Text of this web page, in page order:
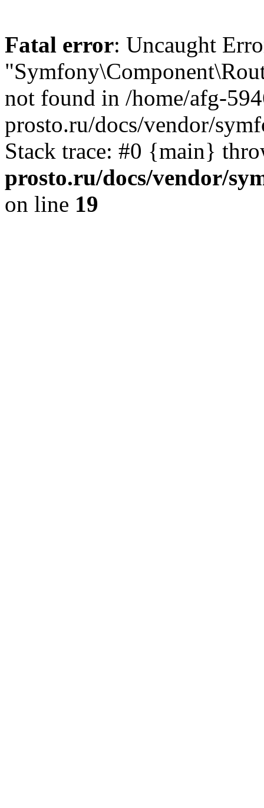
Fatal error: Uncaught
not found in /home/afg-
prosto.ru/docs/vendor/
Stack trace: #0 {main}
prosto.ru/docs/vendor/
on line 19